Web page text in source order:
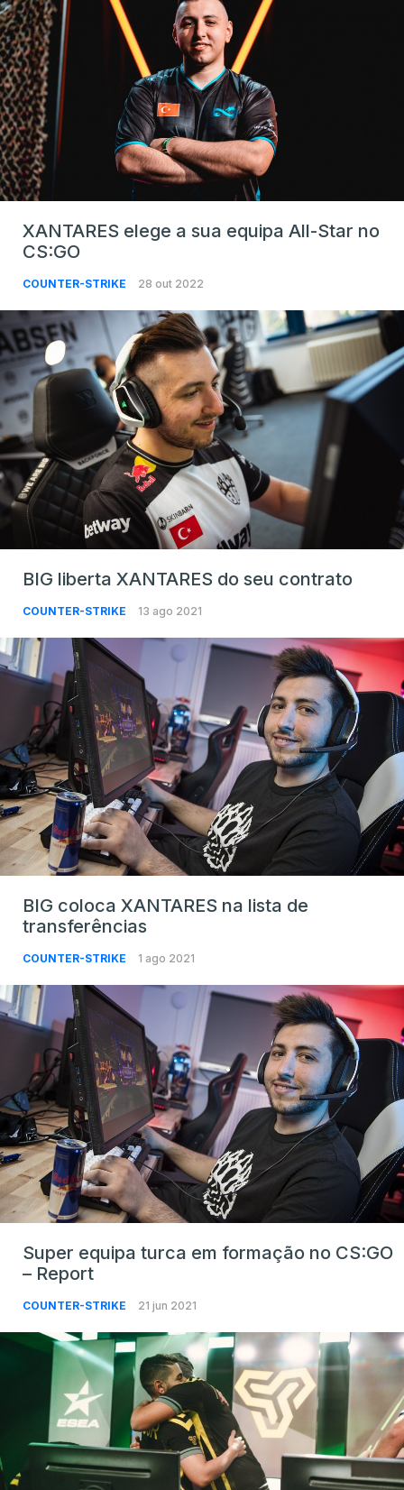
XANTARES elege a sua equipa All-Star no
CS:GO
COUNTER-STRIKE 28 out 2022
BIG liberta XANTARES do seu contrato
COUNTER-STRIKE 13 ago 2021
BIG coloca XANTARES na lista de
transferências
COUNTER-STRIKE 1 ago 2021
Super equipa turca em formação no CS:GO
– Report
COUNTER-STRIKE 21 jun 2021